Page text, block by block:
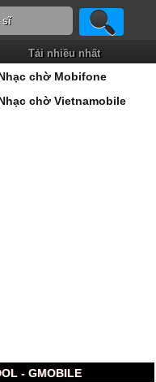
Tải nhiều nhất
chờ Mobifone
chờ Vietnamobile
- GMOBILE